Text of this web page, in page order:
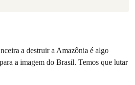
a destruir a Amazônia é algo
a imagem do Brasil. Temos que lutar